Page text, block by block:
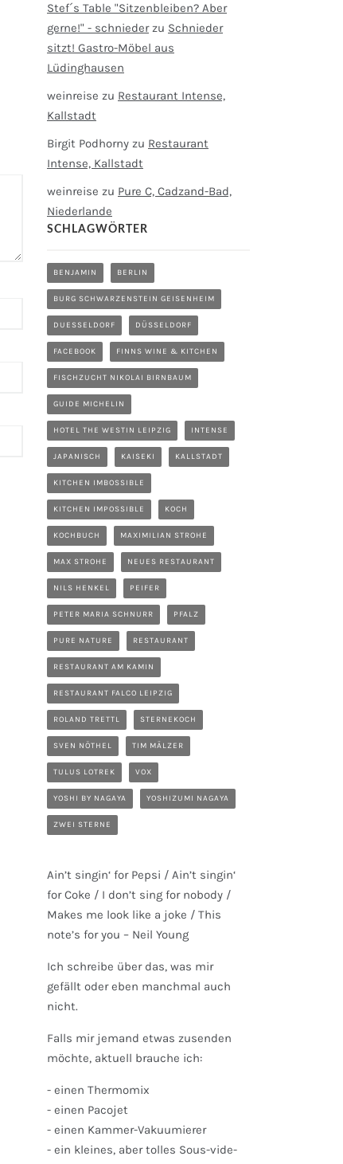
Stef´s Table "Sitzenbleiben? Aber
gerne!" - schniederzu Schnieder
sitzt! Gastro-Möbel aus
Lüdinghausen
weinreise zu Restaurant Intense,
Kallstadt
Birgit Podhorny zu Restaurant
Intense, Kallstadt
weinreise zu Pure C, Cadzand-Bad,
Niederlande
SCHLAGWÖRTER
BENJAMIN BERLIN
BURG SCHWARZENSTEIN GEISENHEIM
DUESSELDORF DÜSSELDORF
FACEBOOK FINNS WINE & KITCHEN
FISCHZUCHT NIKOLAI BIRNBAUM
GUIDE MICHELIN
HOTEL THE WESTIN LEIPZIG INTENSE
JAPANISCH KAISEKI KALLSTADT
KITCHEN IMBOSSIBLE
KITCHEN IMPOSSIBLE KOCH
KOCHBUCH MAXIMILIAN STROHE
MAX STROHE NEUES RESTAURANT
NILS HENKEL PEIFER
PETER MARIA SCHNURR PFALZ
PURE NATURE RESTAURANT
RESTAURANT AM KAMIN
RESTAURANT FALCO LEIPZIG
ROLAND TRETTL STERNEKOCH
SVEN NÖTHEL TIM MÄLZER
TULUS LOTREK VOX
YOSHI BY NAGAYA YOSHIZUMI NAGAYA
ZWEI STERNE
Ain’t singin‘ for Pepsi / Ain’t singin‘
for Coke / I don’t sing for nobody /
Makes me look like a joke / This
note’s for you – Neil Young
Ich schreibe über das, was mir
gefällt oder eben manchmal auch
nicht.
Falls mir jemand etwas zusenden
möchte, aktuell brauche ich:
- einen Thermomix
- einen Pacojet
- einen Kammer-Vakuumierer
- ein kleines, aber tolles Sous-vide-